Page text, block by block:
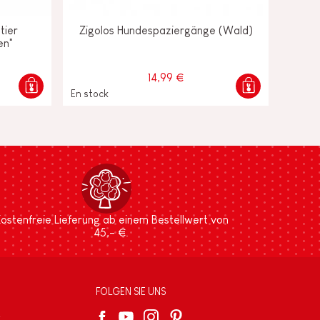
Zigolos Hundespaziergänge (Wald)
14,99 €
En stock
Lieferung ab einem Bestellwert von
45,- €.
FOLGEN SIE UNS